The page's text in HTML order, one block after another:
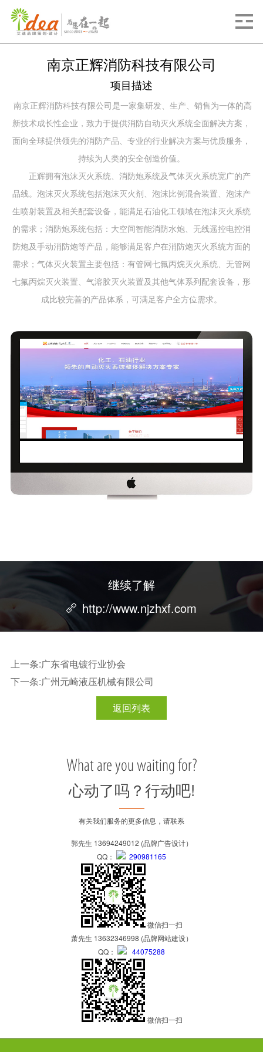
南京正辉消防科技有限公司
项目描述
南京正辉消防科技有限公司是一家集研发、生产、销售为一体的高
新技术成长性企业，致力于提供消防自动灭火系统全面解决方案，
面向全球提供领先的消防产品、专业的行业解决方案与优质服务，
持续为人类的安全创造价值。
正辉拥有泡沫灭火系统、消防炮系统及气体灭火系统宽广的产
品线。泡沫灭火系统包括泡沫灭火剂、泡沫比例混合装置、泡沫产
生喷射装置及相关配套设备，能满足石油化工领域在泡沫灭火系统
的需求；消防炮系统包括：大空间智能消防水炮、无线遥控电控消
防炮及手动消防炮等产品，能够满足客户在消防炮灭火系统方面的
需求；气体灭火装置主要包括：有管网七氟丙烷灭火系统、无管网
七氟丙烷灭火装置、气溶胶灭火装置及其他气体系列配套设备，形
成比较完善的产品体系，可满足客户全方位需求。
继续了解
http://www.njzhxf.com
上一条:广东省电镀行业协会
下一条:广州元崎液压机械有限公司
返回列表
What are you waiting for?
心动了吗？行动吧!
有关我们服务的更多信息，请联系
郭先生 13694249012 (品牌广告设计）
QQ：
290981165
微信扫一扫
萧先生 13632346998 (品牌网站建设）
QQ：
44075288
微信扫一扫